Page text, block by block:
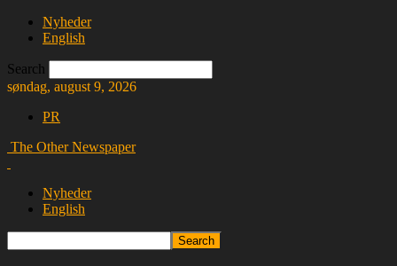
Nyheder
English
Search
søndag, august 9, 2026
PR
The Other Newspaper
Nyheder
English